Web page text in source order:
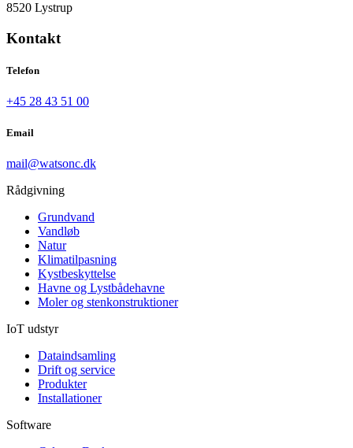
8520 Lystrup
Kontakt
Telefon
+45 28 43 51 00
Email
mail@watsonc.dk
Rådgivning
Grundvand
Vandløb
Natur
Klimatilpasning
Kystbeskyttelse
Havne og Lystbådehavne
Moler og stenkonstruktioner
IoT udstyr
Dataindsamling
Drift og service
Produkter
Installationer
Software